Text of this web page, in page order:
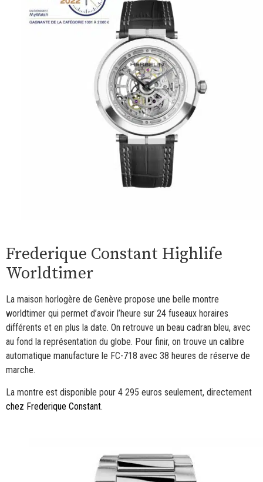
Frederique Constant Highlife
Worldtimer
La maison horlogère de Genève propose une belle montre
worldtimer qui permet d’avoir l’heure sur 24 fuseaux horaires
différents et en plus la date. On retrouve un beau cadran bleu, avec
au fond la représentation du globe. Pour finir, on trouve un calibre
automatique manufacture le FC-718 avec 38 heures de réserve de
marche.
La montre est disponible pour 4 295 euros seulement, directement
chez Frederique Constant.